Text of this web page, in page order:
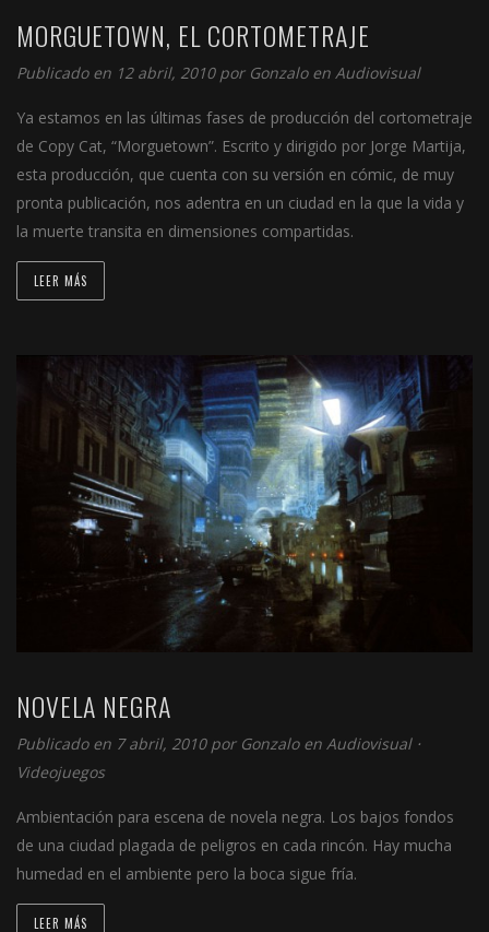
MORGUETOWN, EL CORTOMETRAJE
Publicado en 12 abril, 2010 por Gonzalo en Audiovisual
Ya estamos en las últimas fases de producción del cortometraje
de Copy Cat, “Morguetown”. Escrito y dirigido por Jorge Martija,
esta producción, que cuenta con su versión en cómic, de muy
pronta publicación, nos adentra en un ciudad en la que la vida y
la muerte transita en dimensiones compartidas.
LEER MÁS
NOVELA NEGRA
Publicado en 7 abril, 2010 por Gonzalo en Audiovisual⋅
Videojuegos
Ambientación para escena de novela negra. Los bajos fondos
de una ciudad plagada de peligros en cada rincón. Hay mucha
humedad en el ambiente pero la boca sigue fría.
LEER MÁS